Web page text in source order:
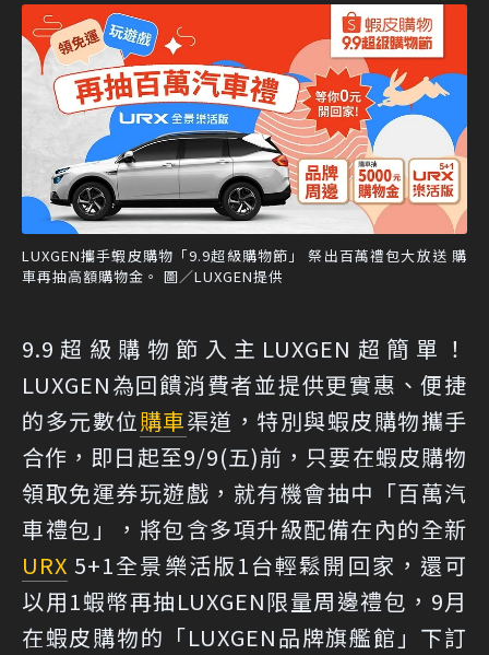
LUXGEN攜手蝦皮購物「9.9超級購物節」 祭出百萬禮包大放送 購
車再抽高額購物金。 圖／LUXGEN提供
9.9超級購物節入主LUXGEN超簡單！
LUXGEN為回饋消費者並提供更實惠、便捷
的多元數位購車渠道，特別與蝦皮購物攜手
合作，即日起至9/9(五)前，只要在蝦皮購物
領取免運券玩遊戲，就有機會抽中「百萬汽
車禮包」，將包含多項升級配備在內的全新
URX 5+1全景樂活版1台輕鬆開回家，還可
以用1蝦幣再抽LUXGEN限量周邊禮包，9月
在蝦皮購物的「LUXGEN品牌旗艦館」下訂